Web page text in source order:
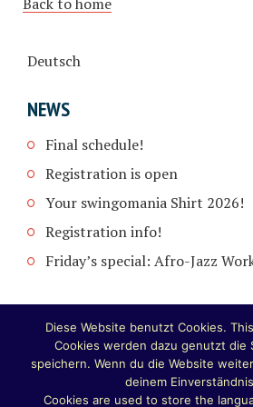
Deutsch
NEWS
Final schedule!
Registration is open
Your swingomania Shirt 2026!
Registration info!
Friday’s special: Afro-Jazz
Diese Website benutzt Cookies.
Cookies werden dazu genutzt die
speichern. Wenn du die Website
deinem
Cookies are used to store the